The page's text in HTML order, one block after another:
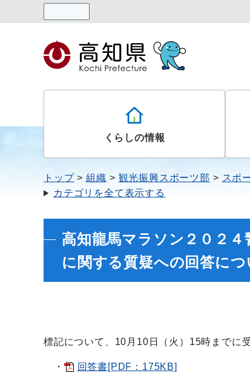
くらしの情報
トップ 組織 観光振興スポーツ部
スポ
カテゴリを全て表示する
高知龍馬マラソン２０２
に関する質疑への回答につ
標記について、10月10日（火）15時までに
・ 回答書[PDF：175KB]